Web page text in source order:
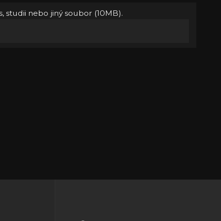
studii nebo jiný soubor (10MB).